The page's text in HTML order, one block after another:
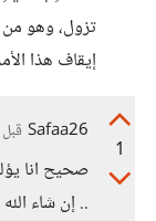
تزول، وهو
إيقاف هذا
1
Safaa26
صحيح انا
.. إن شاء